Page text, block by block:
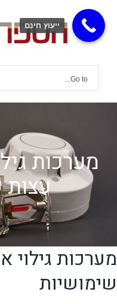
Go to...
מערכות
עצות
מערכות
שימושיות
ייעוץ חינם